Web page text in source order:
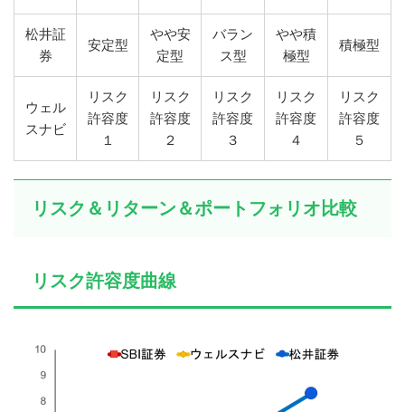
松井証
券
安定型
やや安
定型
バラン
ス型
やや積
極型
積極型
ウェル
スナビ
リスク
許容度
１
リスク
許容度
２
リスク
許容度
３
リスク
許容度
４
リスク
許容度
５
リスク＆リターン＆ポートフォリオ比較
リスク許容度曲線